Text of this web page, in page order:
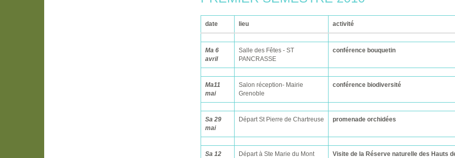
date lieu activité
Ma 6
avril
Salle des Fêtes - ST
PANCRASSE
conférence bouquetin
Ma11
mai
Salon réception- Mairie
Grenoble
conférence biodiversité
Sa 29
mai
Départ St Pierre de Chartreuse promenade orchidées
Sa 12
Départ à Ste Marie du Mont
Visite de la Réserve naturelle des Hauts